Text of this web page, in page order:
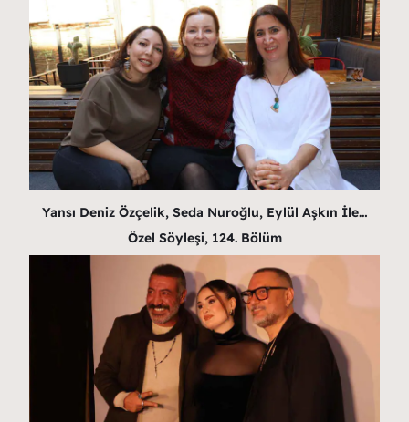
Yansı Deniz Özçelik, Seda Nuroğlu, Eylül Aşkın İle…
Özel Söyleşi, 124. Bölüm